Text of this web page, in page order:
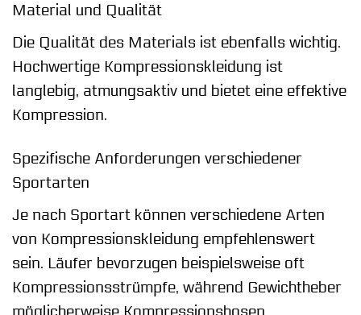
Material und Qualität
Die Qualität des Materials ist ebenfalls wichtig.
Hochwertige Kompressionskleidung ist
langlebig, atmungsaktiv und bietet eine effektive
Kompression.
Spezifische Anforderungen verschiedener
Sportarten
Je nach Sportart können verschiedene Arten
von Kompressionskleidung empfehlenswert
sein. Läufer bevorzugen beispielsweise oft
Kompressionsstrümpfe, während Gewichtheber